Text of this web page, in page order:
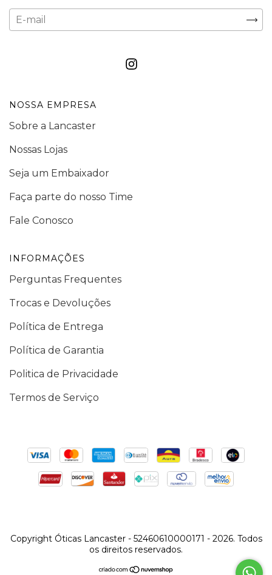
NOSSA EMPRESA
Sobre a Lancaster
Nossas Lojas
Seja um Embaixador
Faça parte do nosso Time
Fale Conosco
INFORMAÇÕES
Perguntas Frequentes
Trocas e Devoluções
Política de Entrega
Política de Garantia
Politica de Privacidade
Termos de Serviço
Copyright Óticas Lancaster - 52460610000171 - 2026. Todos
os direitos reservados.